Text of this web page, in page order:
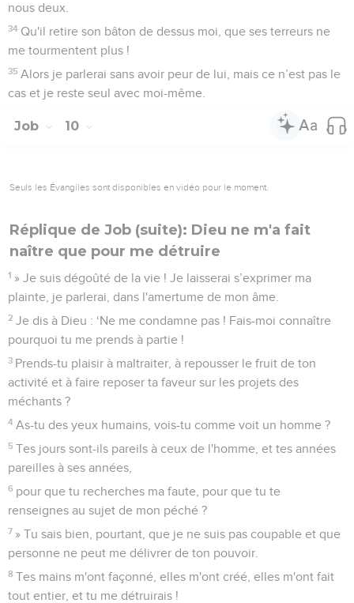
nous deux.
34 Qu'il retire son bâton de dessus moi, que ses terreurs ne
me tourmentent plus !
35 Alors je parlerai sans avoir peur de lui, mais ce n’est pas le
cas et je reste seul avec moi-même.
Job 10
Seuls les Évangiles sont disponibles en vidéo pour le moment.
Réplique de Job (suite): Dieu ne m'a fait
naître que pour me détruire
1 » Je suis dégoûté de la vie ! Je laisserai s’exprimer ma
plainte, je parlerai, dans l'amertume de mon âme.
2 Je dis à Dieu : ‘Ne me condamne pas ! Fais-moi connaître
pourquoi tu me prends à partie !
3 Prends-tu plaisir à maltraiter, à repousser le fruit de ton
activité et à faire reposer ta faveur sur les projets des
méchants ?
4 As-tu des yeux humains, vois-tu comme voit un homme ?
5 Tes jours sont-ils pareils à ceux de l'homme, et tes années
pareilles à ses années,
6 pour que tu recherches ma faute, pour que tu te
renseignes au sujet de mon péché ?
7 » Tu sais bien, pourtant, que je ne suis pas coupable et que
personne ne peut me délivrer de ton pouvoir.
8 Tes mains m'ont façonné, elles m'ont créé, elles m'ont fait
tout entier, et tu me détruirais !